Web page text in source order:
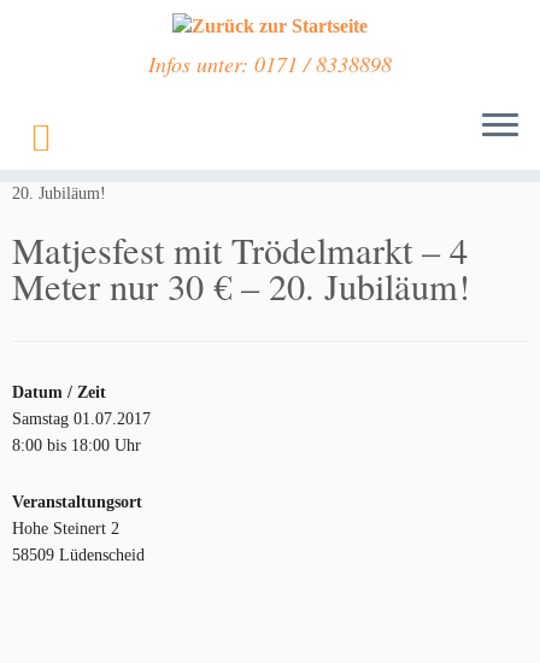
springen
Infos unter: 0171 / 8338898
20. Jubiläum!
Matjesfest mit Trödelmarkt – 4
Meter nur 30 € – 20. Jubiläum!
Datum / Zeit
Samstag 01.07.2017
8:00 bis 18:00 Uhr
Veranstaltungsort
Hohe Steinert 2
58509 Lüdenscheid